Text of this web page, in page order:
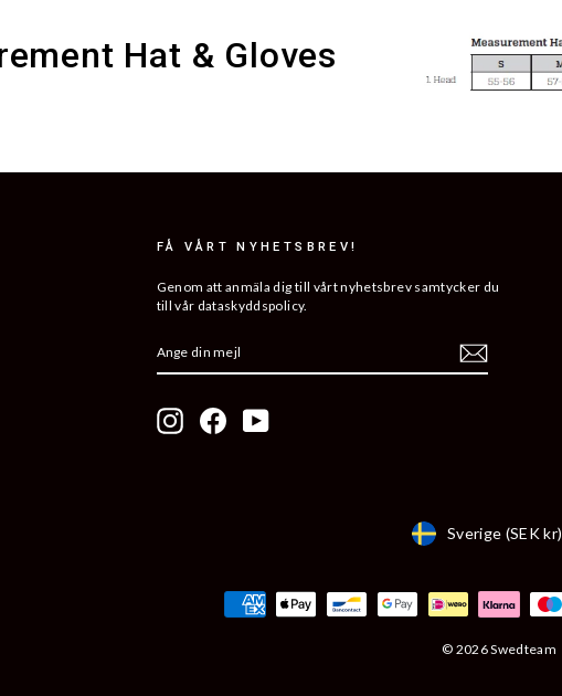
Hat & Gloves
FÅ VÅRT NYHETSBREV!
Genom att anmäla dig till vårt nyhetsbrev samtycker du
till vår dataskyddspolicy.
DIN
InstagramFacebookYouTube
Valuta
Sverige (SEK kr)
© 2026 Swedteam